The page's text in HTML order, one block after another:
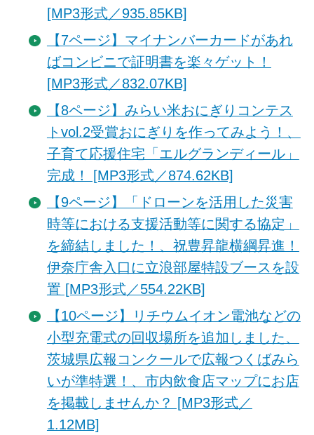
[MP3形式／935.85KB]
【7ページ】マイナンバーカードがあれ
ばコンビニで証明書を楽々ゲット！
[MP3形式／832.07KB]
【8ページ】みらい米おにぎりコンテス
トvol.2受賞おにぎりを作ってみよう！、
子育て応援住宅「エルグランディール」
完成！ [MP3形式／874.62KB]
【9ページ】「ドローンを活用した災害
時等における支援活動等に関する協定」
を締結しました！、祝豊昇龍横綱昇進！
伊奈庁舎入口に立浪部屋特設ブースを設
置 [MP3形式／554.22KB]
【10ページ】リチウムイオン電池などの
小型充電式の回収場所を追加しました、
茨城県広報コンクールで広報つくばみら
いが準特選！、市内飲食店マップにお店
を掲載しませんか？ [MP3形式／
1.12MB]